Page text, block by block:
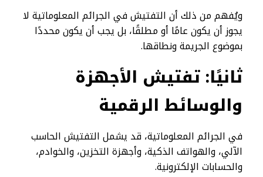
ويُفهم من ذلك أن التفتيش في الجرائم المعلوماتية لا
يجوز أن يكون عامًا أو مطلقًا، بل يجب أن يكون محددًا
بموضوع الجريمة ونطاقها.
ثانيًا: تفتيش الأجهزة
والوسائط الرقمية
في الجرائم المعلوماتية، قد يشمل التفتيش الحاسب
الآلي، والهواتف الذكية، وأجهزة التخزين، والخوادم،
والحسابات الإلكترونية.